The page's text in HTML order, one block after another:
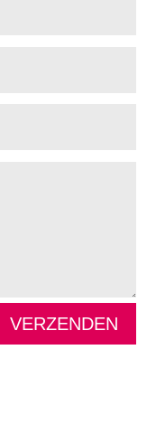
VERZENDEN